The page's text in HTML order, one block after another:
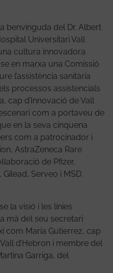
benvinguda del Dr. Albert
Universitari Vall
cultura innovadora
en marxa una Comissió
l’assistència sanitària
processos assistencials
cap d’Innovació de Vall
com a portaveu de
en la seva cinquena
com a patrocinador i
AstraZeneca Rare
de Pfizer,
Serveo i MSD.
la visió i les línies
mà del seu secretari
com Maria Gutierrez, cap
d’Hebron i membre del
Garriga, del